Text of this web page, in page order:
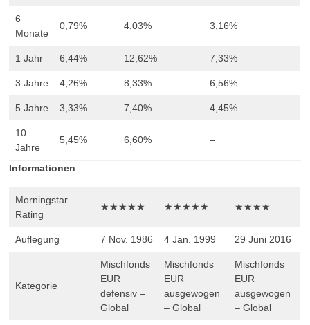
6
Monate
0,79% 4,03% 3,16%
1 Jahr 6,44% 12,62% 7,33%
3 Jahre 4,26% 8,33% 6,56%
5 Jahre 3,33% 7,40% 4,45%
10
Jahre
5,45% 6,60% –
Informationen:
Morningstar
Rating
★★★★★ ★★★★★ ★★★★
Auflegung 7 Nov. 1986 4 Jan. 1999 29 Juni 2016
Kategorie
Mischfonds
EUR
defensiv –
Global
Mischfonds
EUR
ausgewogen
– Global
Mischfonds
EUR
ausgewogen
– Global